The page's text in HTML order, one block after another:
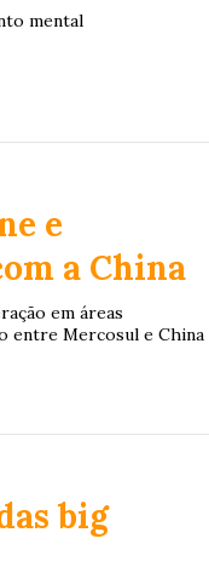
mental
e
a China
em áreas
entre Mercosul e China
big